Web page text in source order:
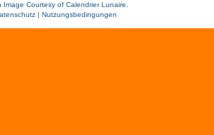
Image Courtesy of Calendrier Lunaire.
| Nutzungsbedingungen